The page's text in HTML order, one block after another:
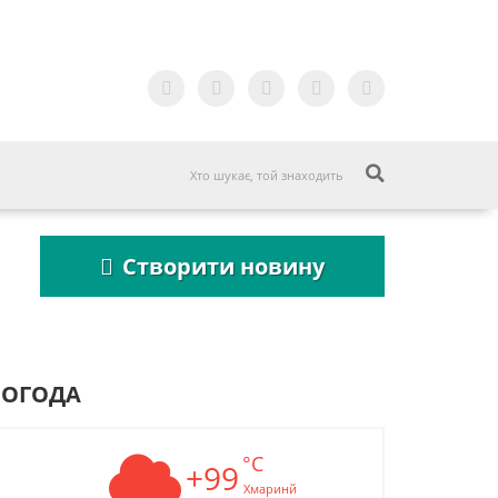
Створити новину
зникне до 2027
+99 °C
Хмаринй